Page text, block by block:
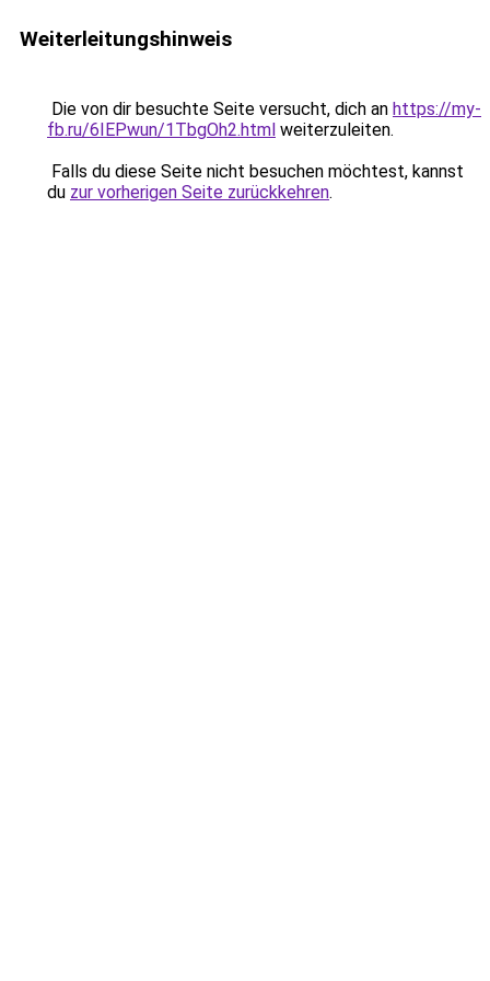
Weiterleitungshinweis
Die von dir besuchte Seite versucht, dich an https://my-
fb.ru/6IEPwun/1TbgOh2.html weiterzuleiten.
Falls du diese Seite nicht besuchen möchtest, kannst
du zur vorherigen Seite zurückkehren.